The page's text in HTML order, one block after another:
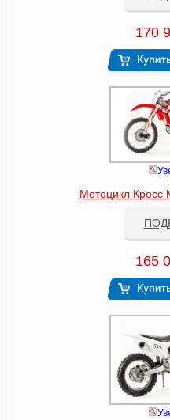
170
Мотоцикл Кросс
165